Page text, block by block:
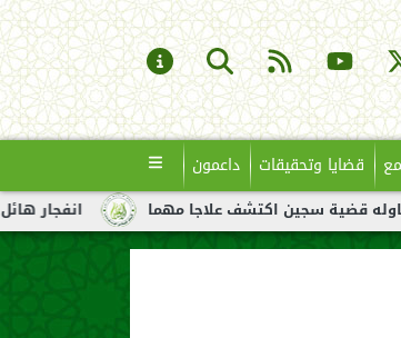
قضايا وتحقيقات داعمون
انفجار هائل لناقلة نفط اكتشف علاجا مهما